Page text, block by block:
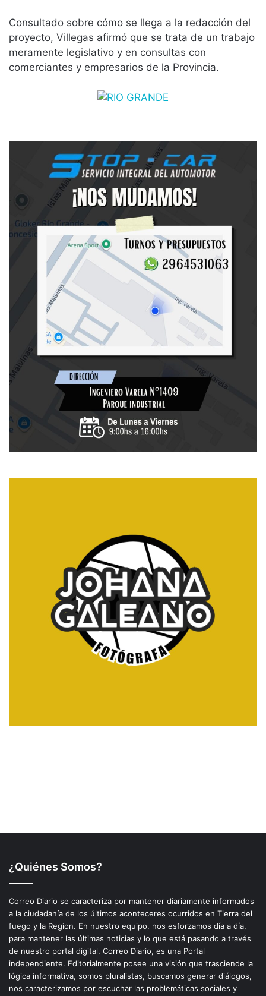
Consultado sobre cómo se llega a la redacción del
proyecto, Villegas afirmó que se trata de un trabajo
meramente legislativo y en consultas con
comerciantes y empresarios de la Provincia.
¿Quiénes Somos?
Correo Diario se caracteriza por mantener diariamente informados
a la ciudadanía de los últimos aconteceres ocurridos en Tierra del
fuego y la Region. En nuestro equipo, nos esforzamos día a día,
para mantener las últimas noticias y lo que está pasando a través
de nuestro portal digital. Correo Diario, es una Portal
independiente. Editorialmente posee una visión que trasciende la
lógica informativa, somos pluralistas, buscamos generar diálogos,
nos caracterizamos por escuchar las problemáticas sociales y